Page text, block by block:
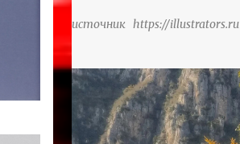
источник https://illustrators.ru